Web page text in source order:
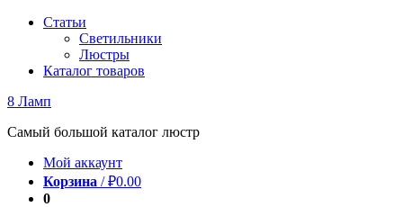
Перейти
содержимому
Статьи
Светильники
Люстры
Каталог товаров
8 Ламп
Самый большой каталог люстр
Мой аккаунт
Корзина /₽0.00
0